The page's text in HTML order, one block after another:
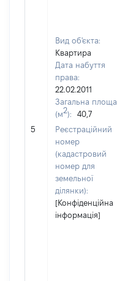
5
Вид об'єкта:
Квартира
Дата набуття
права:
22.02.2011
Загальна площа
(м2):
40,7
Реєстраційний
номер
(кадастровий
номер для
земельної
ділянки):
[Конфіденційна
інформація]